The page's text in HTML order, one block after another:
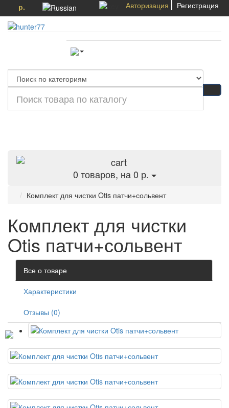
р. Авторизация Регистрация
0 товаров, на 0 р.
Комплект для чистки Otis патчи+сольвент
Комплект для чистки
Otis патчи+сольвент
Все о товаре
Характеристики
Отзывы (0)